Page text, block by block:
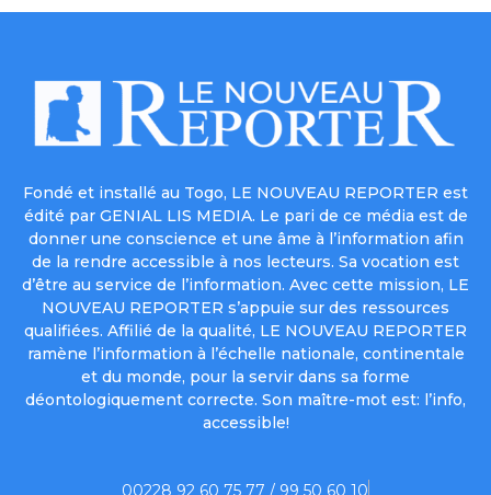
Fondé et installé au Togo, LE NOUVEAU REPORTER est
édité par GENIAL LIS MEDIA. Le pari de ce média est de
donner une conscience et une âme à l’information afin
de la rendre accessible à nos lecteurs. Sa vocation est
d’être au service de l’information. Avec cette mission, LE
NOUVEAU REPORTER s’appuie sur des ressources
qualifiées. Affilié de la qualité, LE NOUVEAU REPORTER
ramène l’information à l’échelle nationale, continentale
et du monde, pour la servir dans sa forme
déontologiquement correcte. Son maître-mot est: l’info,
accessible!
00228 92 60 75 77 / 99 50 60 10